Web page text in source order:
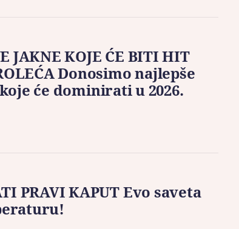
JAKNE KOJE ĆE BITI HIT
Donosimo najlepše
će dominirati u 2026.
PRAVI KAPUT Evo saveta